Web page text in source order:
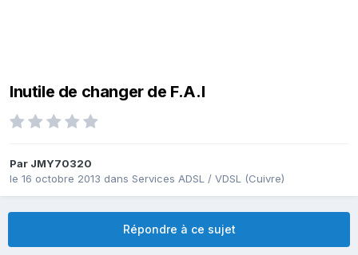
Inutile de changer de F.A.I
Par JMY70320
le 16 octobre 2013 dans Services ADSL / VDSL (Cuivre)
Répondre à ce sujet